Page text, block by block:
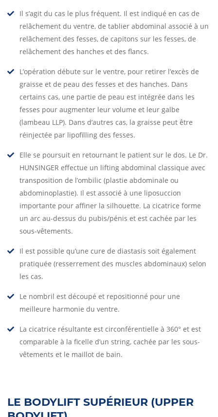
Il s’agit du cas le plus fréquent. Il est indiqué en cas de
relâchement du ventre, de tablier abdominal associé à un
relâchement des fesses, de capitons sur les fesses, de
relâchement des hanches et des flancs.
L’opération débute sur le ventre, pour retirer l’excès de
graisse et de peau des fesses et des hanches. Dans
certains cas, une partie de peau est intégrée dans les
fesses pour augmenter leur volume et leur galbe
(lambeau LLP). Dans d’autres cas, la graisse peut être
réinjectée par lipofilling des fesses.
Elle se poursuit en retournant le patient sur le dos. Le Dr.
HUNSINGER effectue un lifting abdominal classique avec
transposition de l’ombilic (plastie abdominale ou
abdominoplastie). Il est associé à une liposuccion
importante pour affiner la silhouette. La cicatrice forme
un arc au-dessus du pubis/pénis et est cachée par les
sous-vêtements.
Il est possible qu’une cure de diastasis soit également
pratiquée (resserrement des muscles abdominaux) selon
les cas.
Le nombril est découpé et repositionné pour une
meilleure harmonie du ventre.
La cicatrice résultante est circonférentielle à 360° et est
comparable à la ficelle d’un string, cachée par les sous-
vêtements et le maillot de bain.
LE BODYLIFT SUPÉRIEUR (UPPER